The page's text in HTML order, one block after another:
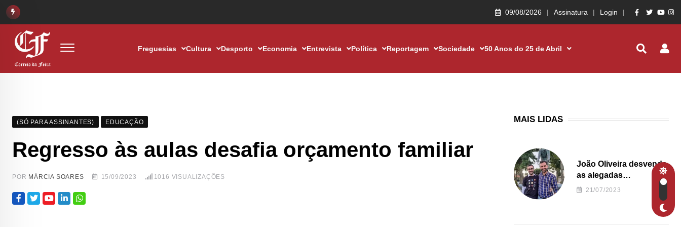
09/08/2026 Assinatura Login
Freguesias Cultura Desporto Economia Entrevista Política Reportagem Sociedade 50 Anos do 25 de Abril
(SÓ PARA ASSINANTES) EDUCAÇÃO
Regresso às aulas desafia orçamento familiar
POR MÁRCIA SOARES 15/09/2023 1016 VISUALIZAÇÕES
MAIS LIDAS
João Oliveira desvenda
as alegadas
irregularidades da
Junta de Freguesia S.
21/07/2023